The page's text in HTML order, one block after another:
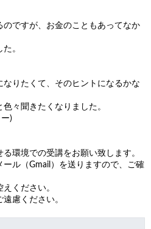
のですが、お金のこともあってなか
。
りたくて、そのヒントになるかな
々聞きたくなりました。
)
環境での受講をお願い致します。
ール（Gmail）を送りますので、ご確
ください。
慮ください。